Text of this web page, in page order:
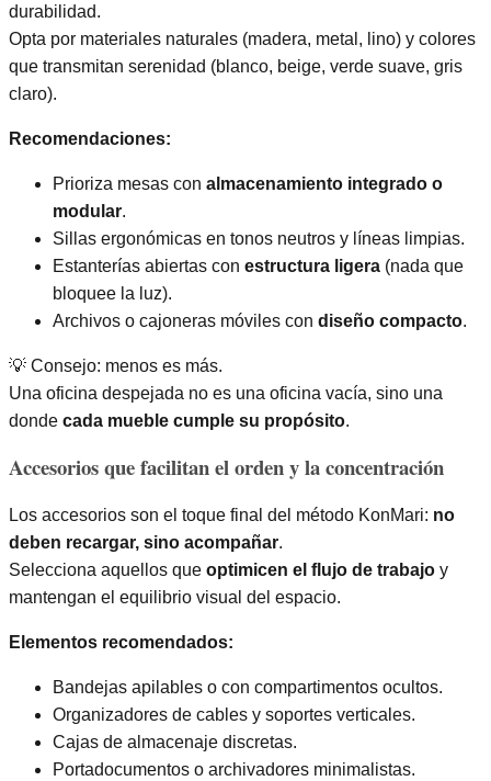
durabilidad.
Opta por materiales naturales (madera, metal, lino) y colores
que transmitan serenidad (blanco, beige, verde suave, gris
claro).
Recomendaciones:
Prioriza mesas con almacenamiento integrado o
modular.
Sillas ergonómicas en tonos neutros y líneas limpias.
Estanterías abiertas con estructura ligera (nada que
bloquee la luz).
Archivos o cajoneras móviles con diseño compacto.
💡 Consejo: menos es más.
Una oficina despejada no es una oficina vacía, sino una
donde cada mueble cumple su propósito.
Accesorios que facilitan el orden y la concentración
Los accesorios son el toque final del método KonMari: no
deben recargar, sino acompañar.
Selecciona aquellos que optimicen el flujo de trabajo y
mantengan el equilibrio visual del espacio.
Elementos recomendados:
Bandejas apilables o con compartimentos ocultos.
Organizadores de cables y soportes verticales.
Cajas de almacenaje discretas.
Portadocumentos o archivadores minimalistas.